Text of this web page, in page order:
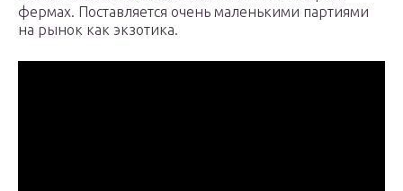
фермах. Поставляется очень маленькими партиями
на рынок как экзотика.